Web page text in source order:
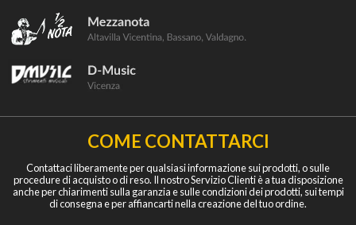
COME CONTATTARCI
Contattaci liberamente per qualsiasi informazione sui prodotti, o sulle
procedure di acquisto o di reso. Il nostro Servizio Clienti è a tua disposizione
anche per chiarimenti sulla garanzia e sulle condizioni dei prodotti, sui tempi
di consegna e per affiancarti nella creazione del tuo ordine.